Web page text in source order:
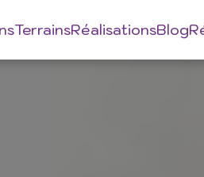
TerrainsRéalisationsBlog